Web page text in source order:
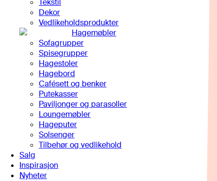
Tekstil
Dekor
Vedlikeholdsprodukter
Hagemøbler
Sofagrupper
Spisegrupper
Hagestoler
Hagebord
Cafésett og benker
Putekasser
Paviljonger og parasoller
Loungemøbler
Hageputer
Solsenger
Tilbehør og vedlikehold
Salg
Inspirasjon
Nyheter